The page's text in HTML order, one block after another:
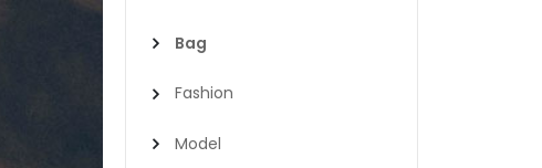
Bag
Fashion
Model